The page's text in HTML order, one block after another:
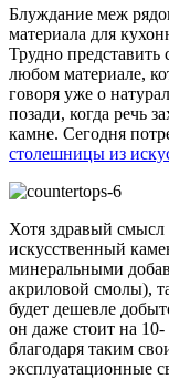
Блуждание меж
материала для
Трудно представить
любом материале,
говоря уже о
позади, когда речь
камне. Сегодня
столешницы из
Хотя здравый смысл
искусственный
минеральными
акриловой смолы),
будет дешевле
он даже стоит на
благодаря таким
эксплуатационные